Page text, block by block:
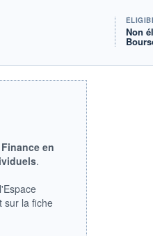
Non
en
.
sur la fiche